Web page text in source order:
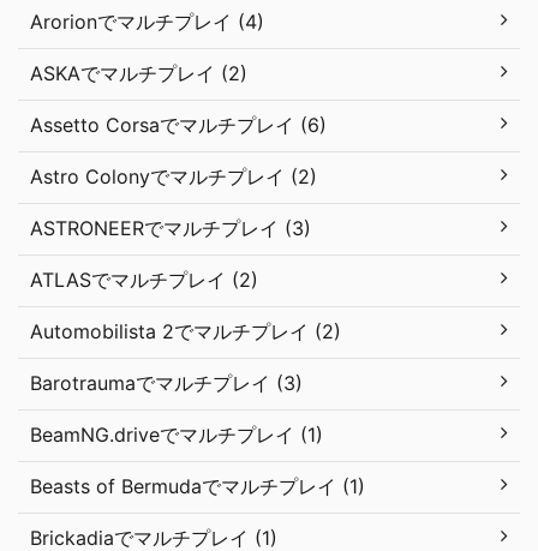
Arorionでマルチプレイ (4)
ASKAでマルチプレイ (2)
Assetto Corsaでマルチプレイ (6)
Astro Colonyでマルチプレイ (2)
ASTRONEERでマルチプレイ (3)
ATLASでマルチプレイ (2)
Automobilista 2でマルチプレイ (2)
Barotraumaでマルチプレイ (3)
BeamNG.driveでマルチプレイ (1)
Beasts of Bermudaでマルチプレイ (1)
Brickadiaでマルチプレイ (1)